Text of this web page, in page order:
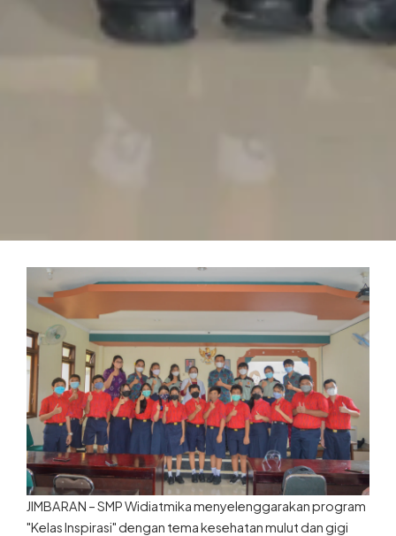
JIMBARAN – SMP Widiatmika menyelenggarakan program
"Kelas Inspirasi" dengan tema kesehatan mulut dan gigi